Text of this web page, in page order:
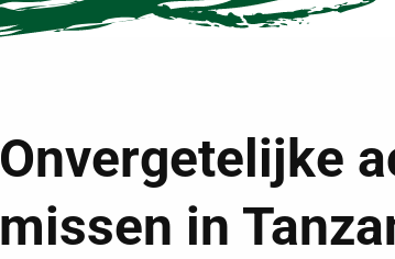
Onvergetelijke
missen in